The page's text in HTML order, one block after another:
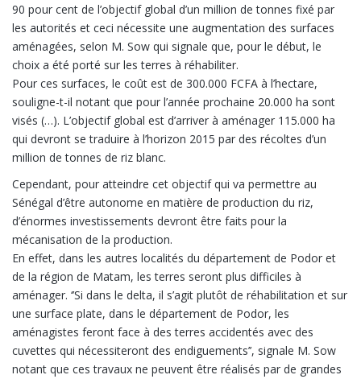
90 pour cent de l’objectif global d’un million de tonnes fixé par
les autorités et ceci nécessite une augmentation des surfaces
aménagées, selon M. Sow qui signale que, pour le début, le
choix a été porté sur les terres à réhabiliter.
Pour ces surfaces, le coût est de 300.000 FCFA à l’hectare,
souligne-t-il notant que pour l’année prochaine 20.000 ha sont
visés (…). L’objectif global est d’arriver à aménager 115.000 ha
qui devront se traduire à l’horizon 2015 par des récoltes d’un
million de tonnes de riz blanc.
Cependant, pour atteindre cet objectif qui va permettre au
Sénégal d’être autonome en matière de production du riz,
d’énormes investissements devront être faits pour la
mécanisation de la production.
En effet, dans les autres localités du département de Podor et
de la région de Matam, les terres seront plus difficiles à
aménager. ‘’Si dans le delta, il s’agit plutôt de réhabilitation et sur
une surface plate, dans le département de Podor, les
aménagistes feront face à des terres accidentés avec des
cuvettes qui nécessiteront des endiguements’’, signale M. Sow
notant que ces travaux ne peuvent être réalisés par de grandes